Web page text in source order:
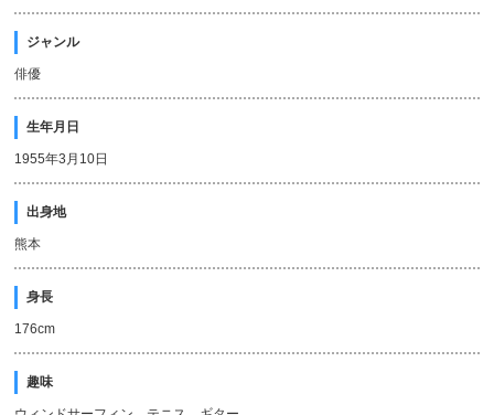
ジャンル
俳優
生年月日
1955年3月10日
出身地
熊本
身長
176cm
趣味